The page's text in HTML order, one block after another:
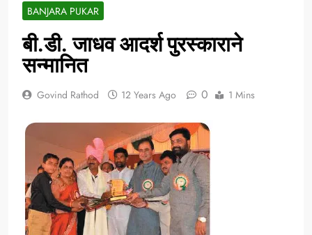
BANJARA PUKAR
बी.डी. जाधव आदर्श पुरस्काराने
सन्मानित
Govind Rathod 12 Years Ago 0 1 Mins